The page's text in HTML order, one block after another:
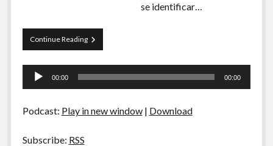
se identificar…
Continue ReadingPapo
Tranqueira
Como
Tocador
00:00 00:00
Podcast: Play in new window| Download
Subscribe: RSS